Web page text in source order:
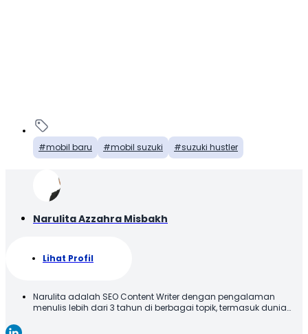
mobil baru mobil suzuki suzuki hustler
Narulita Azzahra Misbakh
Lihat Profil
Narulita adalah SEO Content Writer dengan pengalaman
menulis lebih dari 3 tahun di berbagai topik, termasuk dunia